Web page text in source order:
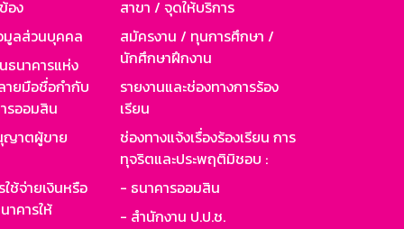
อง
มูลส่วนบุคคล
นาคารแห่ง
ายมือชื่อกำกับ
รออมสิน
ญาตผู้ขาย
ช้จ่ายเงินหรือ
คารให้
สาขา / จุดให้บริการ
สมัครงาน / ทุนการศึกษา /
นักศึกษาฝึกงาน
รายงานและช่องทางการร้อง
เรียน
ช่องทางแจ้งเรื่องร้องเรียน การ
ทุจริตและประพฤติมิชอบ :
- ธนาคารออมสิน
- สำนักงาน ป.ป.ช.